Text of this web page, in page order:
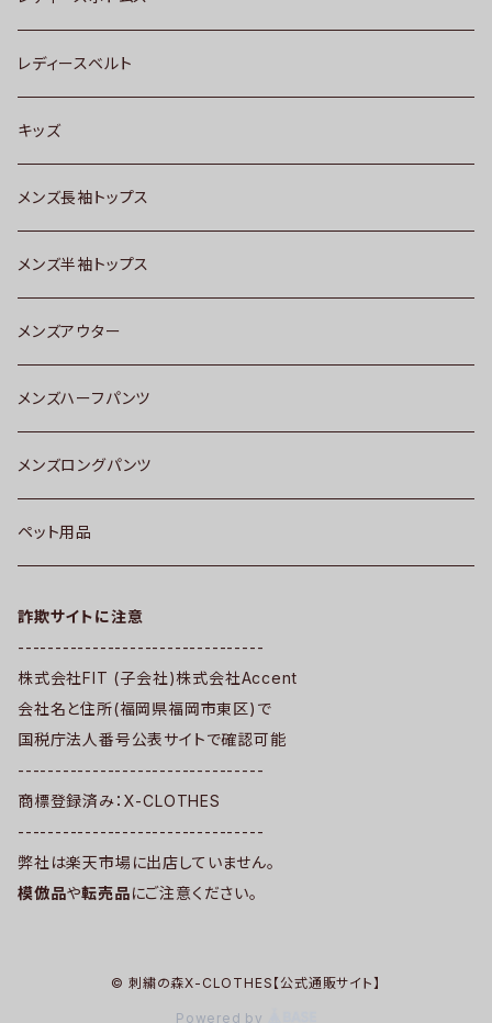
レディースベルト
キッズ
メンズ長袖トップス
メンズ半袖トップス
メンズアウター
メンズハーフパンツ
メンズロングパンツ
ペット用品
詐欺サイトに注意
---------------------------------
株式会社FIT (子会社)株式会社Accent
会社名と住所(福岡県福岡市東区)で
国税庁法人番号公表サイトで確認可能
---------------------------------
商標登録済み：X-CLOTHES
---------------------------------
弊社は楽天市場に出店していません。
模倣品や転売品にご注意ください。
© 刺繍の森X-CLOTHES【公式通販サイト】
Powered by